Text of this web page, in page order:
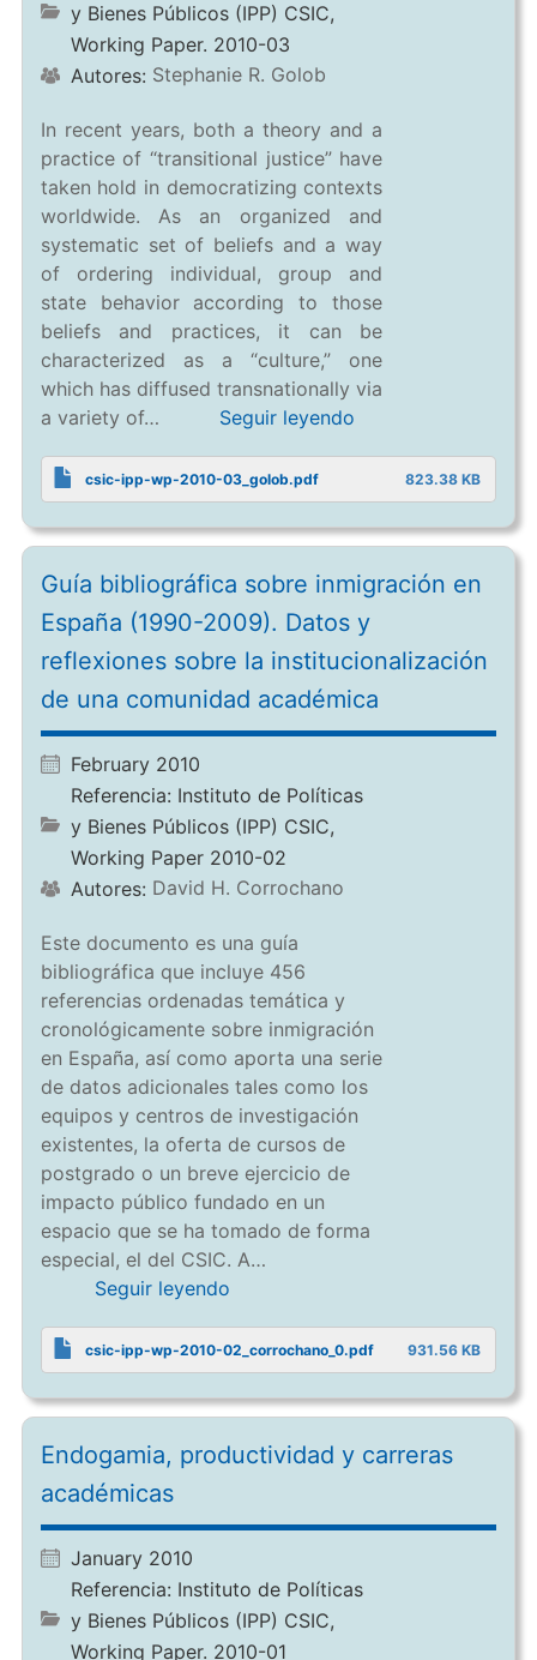
y Bienes Públicos (IPP) CSIC,
Working Paper. 2010-03
Autores: Stephanie R. Golob
In recent years, both a theory and a
practice of “transitional justice” have
taken hold in democratizing contexts
worldwide. As an organized and
systematic set of beliefs and a way
of ordering individual, group and
state behavior according to those
beliefs and practices, it can be
characterized as a “culture,” one
which has diffused transnationally via
a variety of…
Seguir leyendo
csic-ipp-wp-2010-03_golob.pdf 823.38 KB
Guía bibliográfica sobre inmigración en
España (1990-2009). Datos y
reflexiones sobre la institucionalización
de una comunidad académica
February 2010
Referencia: Instituto de Políticas
y Bienes Públicos (IPP) CSIC,
Working Paper 2010-02
Autores: David H. Corrochano
Este documento es una guía
bibliográfica que incluye 456
referencias ordenadas temática y
cronológicamente sobre inmigración
en España, así como aporta una serie
de datos adicionales tales como los
equipos y centros de investigación
existentes, la oferta de cursos de
postgrado o un breve ejercicio de
impacto público fundado en un
espacio que se ha tomado de forma
especial, el del CSIC. A…
Seguir leyendo
csic-ipp-wp-2010-02_corrochano_0.pdf 931.56 KB
Endogamia, productividad y carreras
académicas
January 2010
Referencia: Instituto de Políticas
y Bienes Públicos (IPP) CSIC,
Working Paper. 2010-01